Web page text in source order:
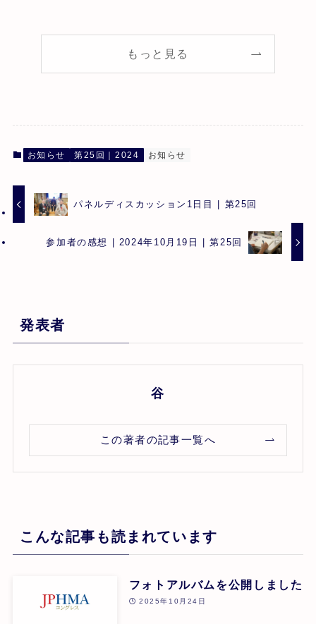
もっと見る
お知らせ 第25回｜2024 お知らせ
パネルディスカッション1日目 | 第25回
参加者の感想 | 2024年10月19日 | 第25回
発表者
谷
この著者の記事一覧へ
こんな記事も読まれています
フォトアルバムを公開しました
2025年10月24日